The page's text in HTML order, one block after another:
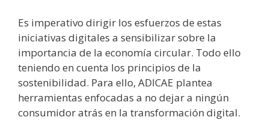
Es imperativo dirigir los esfuerzos de estas
iniciativas digitales a sensibilizar sobre la
importancia de la economía circular. Todo ello
teniendo en cuenta los principios de la
sostenibilidad. Para ello, ADICAE plantea
herramientas enfocadas a no dejar a ningún
consumidor atrás en la transformación digital.